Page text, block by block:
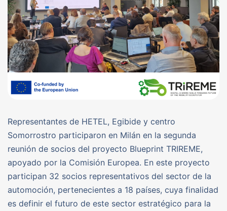
Representantes de HETEL, Egibide y centro
Somorrostro participaron en Milán en la segunda
reunión de socios del proyecto Blueprint TRIREME,
apoyado por la Comisión Europea. En este proyecto
participan 32 socios representativos del sector de la
automoción, pertenecientes a 18 países, cuya finalidad
es definir el futuro de este sector estratégico para la